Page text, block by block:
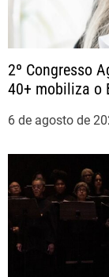
t
2º Congresso
40+ mobiliza o
6 de agosto de